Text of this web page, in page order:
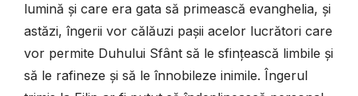
lumină și care era gata să primească evanghelia, și
astăzi, îngerii vor călăuzi pașii acelor lucrători care
vor permite Duhului Sfânt să le sfințească limbile și
să le rafineze și să le înnobileze inimile. Îngerul